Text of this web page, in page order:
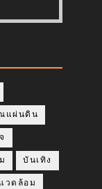
แผ่นดิน
บันเทิง
วดล้อม